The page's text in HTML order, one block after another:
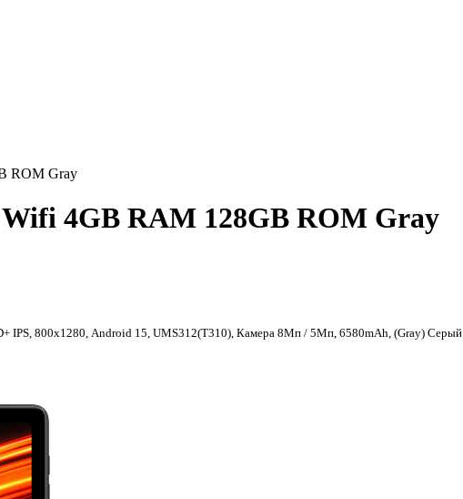
ROM Gray
4GB RAM 128GB ROM Gray
IPS, 800х1280, Android 15, UMS312(T310), Камера 8Мп / 5Мп, 6580mAh, (Gray) Серый